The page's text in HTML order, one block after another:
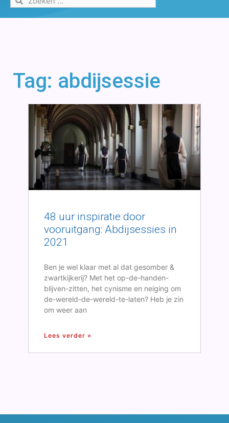
Tag: abdijsessie
48 uur inspiratie door
vooruitgang: Abdijsessies in
2021
Ben je wel klaar met al dat gesomber &
zwartkijkerij? Met het op-de-handen-
blijven-zitten, het cynisme en neiging om
de-wereld-de-wereld-te-laten? Heb je zin
om weer aan
Lees verder »